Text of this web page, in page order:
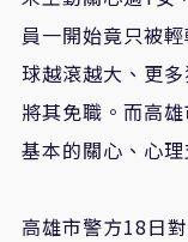
員一開始竟只被
球越滾越大、更
將其免職。而高
基本的關心、心
高雄市警方18日